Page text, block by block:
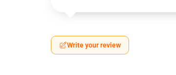
Write your review